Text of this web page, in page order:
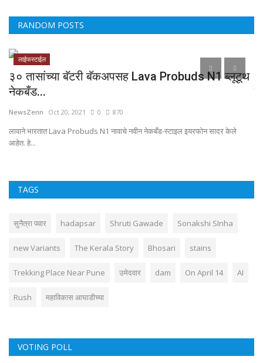
RANDOM POSTS
लाईफस्टाईल
३० तासांच्या बॅटरी बॅकअपसह Lava Probuds N1 ब्लूटूथ
नेकबँड...
NewsZenn Oct 20, 2021 0 870
लावाने भारतात Lava Probuds N1 नावाचे नवीन नेकबँड-स्टाइल इयरफोन सादर केले
आहेत. हे...
TAGS
सुनैत्रा पवार hadapsar Shruti Gawade Sonakshi SInha
new Variants The Kerala Story Bhosari stains
Trekking Place Near Pune उमेदवार dam On April 14 AI
Rush महाविकास आघाडीच्या
VOTING POLL